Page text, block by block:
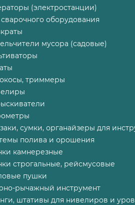
(электростанции)
оборудования
мусора (садовые)
триммеры
сумки, органайзеры для
полива и орошения
камнерезные
строгальные, рейсмусовые
пушки
рычажный инструмент
штативы для нивелиров и